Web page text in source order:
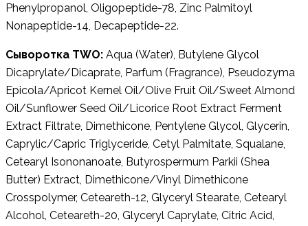
Phenylpropanol, Oligopeptide-78, Zinc Palmitoyl
Nonapeptide-14, Decapeptide-22.
Сыворотка TWO: Aqua (Water), Butylene Glycol
Dicaprylate/Dicaprate, Parfum (Fragrance), Pseudozyma
Epicola/Apricot Kernel Oil/Olive Fruit Oil/Sweet Almond
Oil/Sunflower Seed Oil/Licorice Root Extract Ferment
Extract Filtrate, Dimethicone, Pentylene Glycol, Glycerin,
Caprylic/Capric Triglyceride, Cetyl Palmitate, Squalane,
Cetearyl Isononanoate, Butyrospermum Parkii (Shea
Butter) Extract, Dimethicone/Vinyl Dimethicone
Crosspolymer, Ceteareth-12, Glyceryl Stearate, Cetearyl
Alcohol, Ceteareth-20, Glyceryl Caprylate, Citric Acid,